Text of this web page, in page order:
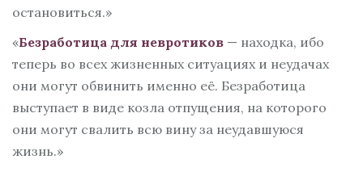
остановиться.»
«Безработица для невротиков — находка, ибо
теперь во всех жизненных ситуациях и неудачах
они могут обвинить именно её. Безработица
выступает в виде козла отпущения, на которого
они могут свалить всю вину за неудавшуюся
жизнь.»